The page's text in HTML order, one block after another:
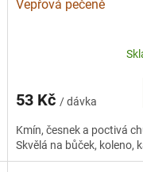
Vepřová pečeně
53 Kč / dávka
Kmín, česnek a poctivá
Skvělá na bůček, koleno,